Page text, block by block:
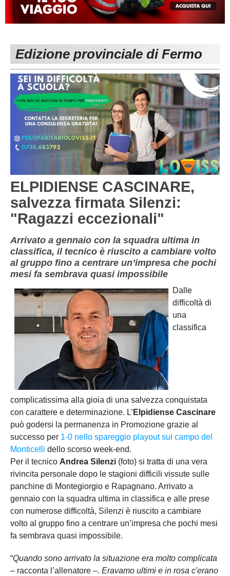
MACERATA
Carica la tua Rosa
ECCELLENZA
1^ CATEGORIA
2^ CATEGORIA
3^ CATEGORIA
GIOVANILI
REGIONALI
Edizione provinciale di Fermo
ELPIDIENSE CASCINARE,
salvezza firmata Silenzi:
"Ragazzi eccezionali"
Arrivato a gennaio con la squadra ultima in
classifica, il tecnico è riuscito a cambiare volto
al gruppo fino a centrare un’impresa che pochi
mesi fa sembrava quasi impossibile
Dalle
difficoltà di
una
classifica
complicatissima alla gioia di una salvezza conquistata
con carattere e determinazione. L’ Elpidiense Cascinare
può godersi la permanenza in Promozione grazie al
successo per 1-0 nello spareggio playout sul campo del
Monticelli dello scorso week-end.
Per il tecnico Andrea Silenzi (foto) si tratta di una vera
rivincita personale dopo le stagioni difficili vissute sulle
panchine di Montegiorgio e Rapagnano. Arrivato a
gennaio con la squadra ultima in classifica e alle prese
con numerose difficoltà, Silenzi è riuscito a cambiare
volto al gruppo fino a centrare un’impresa che pochi mesi
fa sembrava quasi impossibile.
“Quando sono arrivato la situazione era molto complicata
– racconta l’allenatore –. Eravamo ultimi e in rosa c'erano